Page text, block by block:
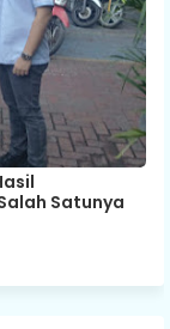
Satunya